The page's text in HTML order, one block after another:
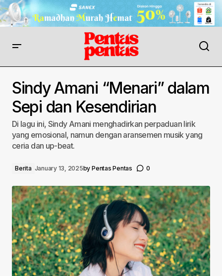
Sindy Amani “Menari” dalam
Sepi dan Kesendirian
Di lagu ini, Sindy Amani menghadirkan perpaduan lirik
yang emosional, namun dengan aransemen musik yang
ceria dan up-beat.
Berita January 13, 2025by Pentas Pentas 0